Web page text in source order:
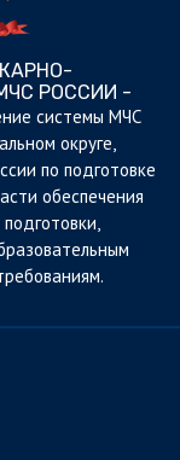
РОССИИ -
системы МЧС
округе,
по подготовке
обеспечения